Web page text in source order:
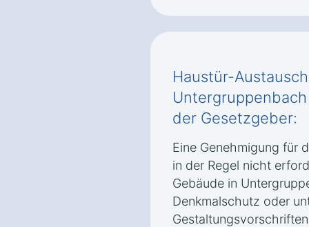
Haustür-
der Gesetzgeber:
Eine Genehmigung für
in der Regel nicht
Gebäude in
Denkmalschutz oder